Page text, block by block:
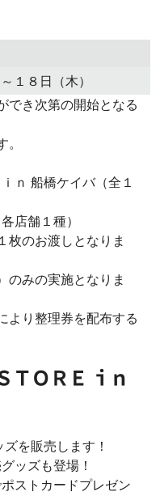
１８日（木）
でき次第の開始となる
ｎ 船橋ケイバ（全１
店舗１種）
枚のお渡しとなりま
のみの実施となりま
より整理券を配布する
ＴＯＲＥ ｉｎ
を販売します！
ッズも登場！
ストカードプレゼン